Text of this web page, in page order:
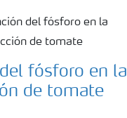
fósforo en la
de tomate